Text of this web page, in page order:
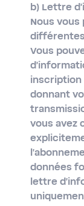
b) Lettre
Nous vous
Vous
inscription
donnant
vous avez
données
lettre